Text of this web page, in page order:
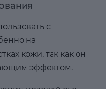
с
на
кожи, так как он
эффектом.